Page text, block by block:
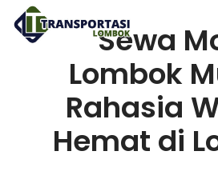
Sewa
Lombok
Rahasia
Hemat di